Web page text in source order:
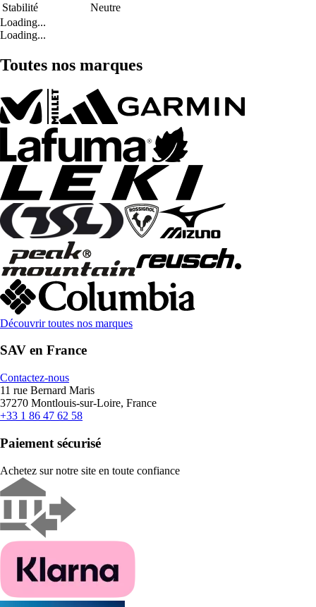
Stabilité
Neutre
Loading...
Loading...
Toutes nos marques
Découvrir toutes nos marques
SAV en France
Contactez-nous
11 rue Bernard Maris
37270 Montlouis-sur-Loire, France
+33 1 86 47 62 58
Paiement sécurisé
Achetez sur notre site en toute confiance